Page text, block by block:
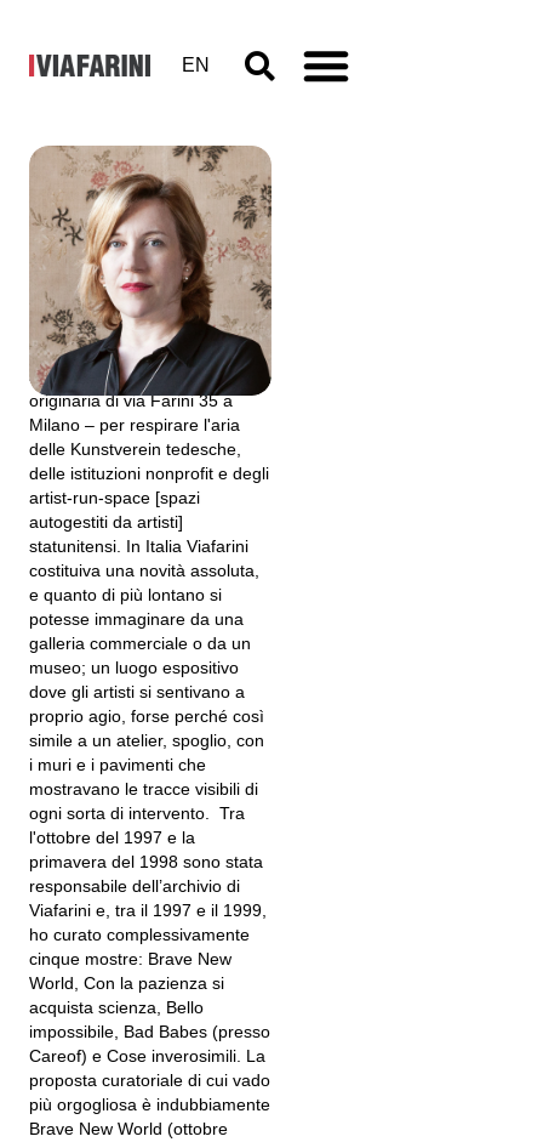
EN
Alessandra
Galasso
"All'inizio degli anni novanta si
andava in Viafarini – nella sede
originaria di via Farini 35 a
Milano – per respirare l'aria
delle Kunstverein tedesche,
delle istituzioni nonprofit e degli
artist-run-space [spazi
autogestiti da artisti]
statunitensi. In Italia Viafarini
costituiva una novità assoluta,
e quanto di più lontano si
potesse immaginare da una
galleria commerciale o da un
museo; un luogo espositivo
dove gli artisti si sentivano a
proprio agio, forse perché così
simile a un atelier, spoglio, con
i muri e i pavimenti che
mostravano le tracce visibili di
ogni sorta di intervento. Tra
l'ottobre del 1997 e la
primavera del 1998 sono stata
responsabile dell’archivio di
Viafarini e, tra il 1997 e il 1999,
ho curato complessivamente
cinque mostre: Brave New
World, Con la pazienza si
acquista scienza, Bello
impossibile, Bad Babes (presso
Careof) e Cose inverosimili. La
proposta curatoriale di cui vado
più orgogliosa è indubbiamente
Brave New World (ottobre